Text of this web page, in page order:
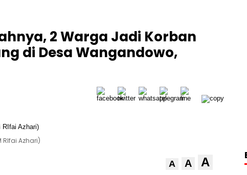
2 Warga Jadi Korban
di Desa Wangandowo,
Azhari)
A A A